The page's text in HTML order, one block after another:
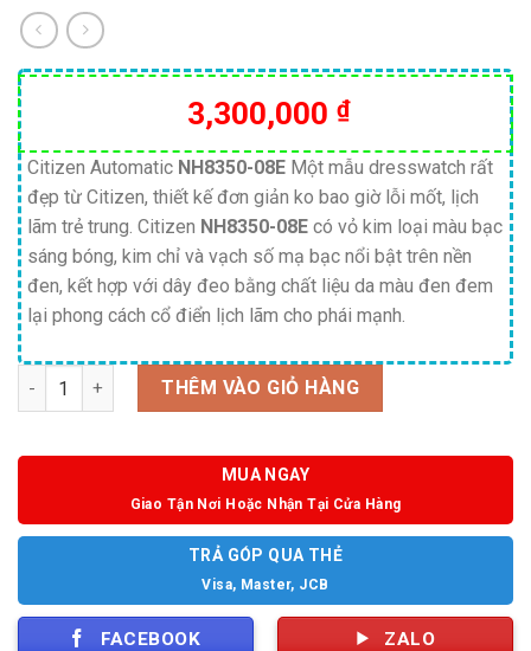
3,300,000 ₫
Citizen Automatic NH8350-08E Một mẫu dresswatch rất
đẹp từ Citizen, thiết kế đơn giản ko bao giờ lỗi mốt, lịch
lãm trẻ trung. Citizen NH8350-08E có vỏ kim loại màu bạc
sáng bóng, kim chỉ và vạch số mạ bạc nổi bật trên nền
đen, kết hợp với dây đeo bằng chất liệu da màu đen đem
lại phong cách cổ điển lịch lãm cho phái mạnh.
Số lượng THÊM VÀO GIỎ HÀNG
MUA NGAY
Giao Tận Nơi Hoặc Nhận Tại Cửa Hàng
TRẢ GÓP QUA THẺ
Visa, Master, JCB
FACEBOOK ZALO